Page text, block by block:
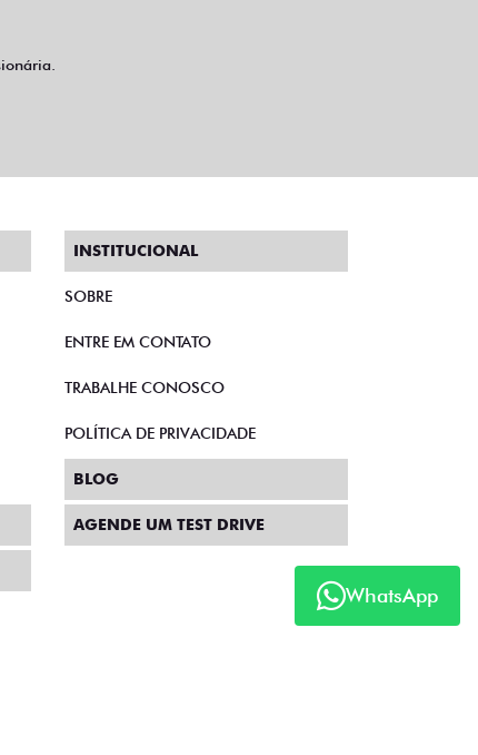
WhatsApp
INSTITUCIONAL
SOBRE
ENTRE EM CONTATO
TRABALHE CONOSCO
POLÍTICA DE PRIVACIDADE
BLOG
AGENDE UM TEST DRIVE